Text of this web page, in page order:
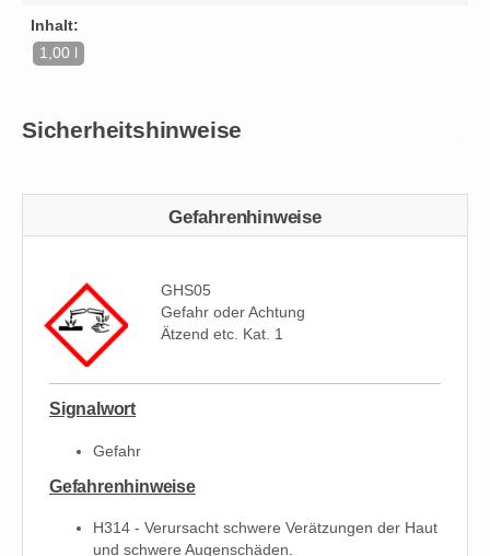
Inhalt:
1,00 l
Sicherheitshinweise
Gefahrenhinweise
GHS05
Gefahr oder Achtung
Ätzend etc. Kat. 1
Signalwort
Gefahr
Gefahrenhinweise
H314 - Verursacht schwere Verätzungen der Haut
und schwere Augenschäden.